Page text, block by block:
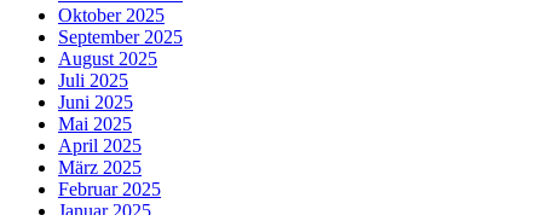
Oktober 2025
September 2025
August 2025
Juli 2025
Juni 2025
Mai 2025
April 2025
März 2025
Februar 2025